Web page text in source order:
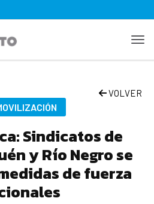
VOLVER
Sindicatos de
y Río Negro se
de fuerza